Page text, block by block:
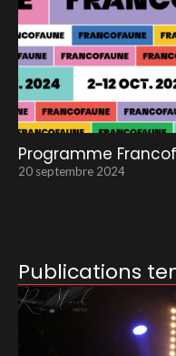
Programme
20 septembre 2024
Publications